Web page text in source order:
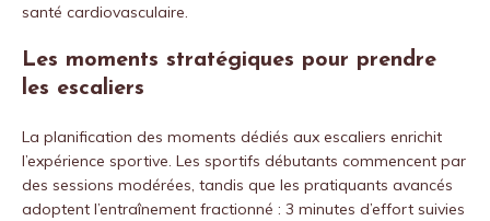
santé cardiovasculaire.
Les moments stratégiques pour prendre
les escaliers
La planification des moments dédiés aux escaliers enrichit
l’expérience sportive. Les sportifs débutants commencent par
des sessions modérées, tandis que les pratiquants avancés
adoptent l’entraînement fractionné : 3 minutes d’effort suivies